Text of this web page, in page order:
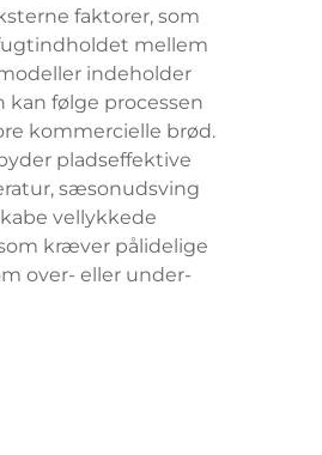
faktorer, som
mellem
indeholder
følge processen
kommercielle brød.
pladseffektive
sæsonudsving
vellykkede
kræver pålidelige
over- eller under-